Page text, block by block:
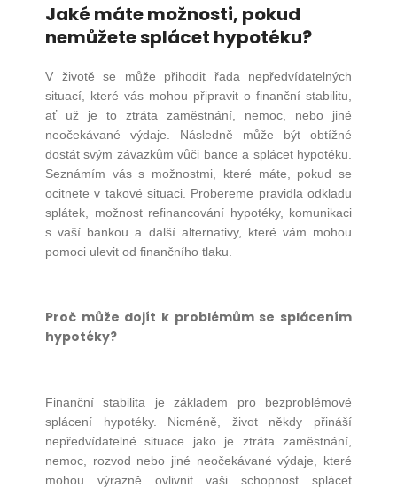
Jaké máte možnosti, pokud
nemůžete splácet hypotéku?
V životě se může přihodit řada nepředvídatelných
situací, které vás mohou připravit o finanční stabilitu,
ať už je to ztráta zaměstnání, nemoc, nebo jiné
neočekávané výdaje. Následně může být obtížné
dostát svým závazkům vůči bance a splácet hypotéku.
Seznámím vás s možnostmi, které máte, pokud se
ocitnete v takové situaci. Probereme pravidla odkladu
splátek, možnost refinancování hypotéky, komunikaci
s vaší bankou a další alternativy, které vám mohou
pomoci ulevit od finančního tlaku.
Proč může dojít k problémům se splácením
hypotéky?
Finanční stabilita je základem pro bezproblémové
splácení hypotéky. Nicméně, život někdy přináší
nepředvídatelné situace jako je ztráta zaměstnání,
nemoc, rozvod nebo jiné neočekávané výdaje, které
mohou výrazně ovlivnit vaši schopnost splácet